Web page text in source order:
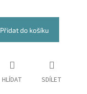
Přidat do košíku
HLÍDAT SDÍLET